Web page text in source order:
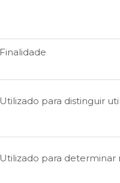
Finalidade
Utilizado para distinguir
Utilizado para determinar